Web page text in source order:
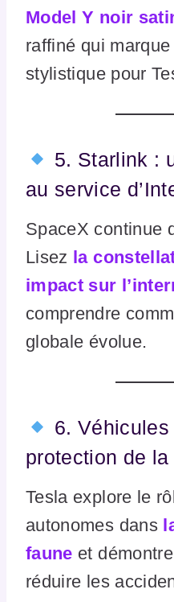
Model Y noir
raffiné qui
stylistique pour
5. Starlink :
au service
SpaceX continue
Lisez la
impact sur
comprendre
globale évolue.
6.
protection de la
Tesla explore le
autonomes dans
faune et
réduire les